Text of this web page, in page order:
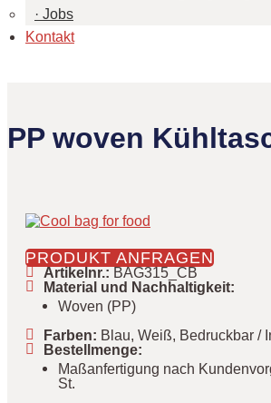
Jobs
Kontakt
PP woven
PRODUKT ANFRAGEN
Artikelnr.:BAG315_CB
Material und Nachhaltigkeit:
Woven (PP)
Farben: Blau, Weiß, Bedruckbar /
Bestellmenge:
Maßanfertigung nach
St.